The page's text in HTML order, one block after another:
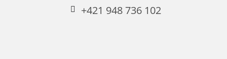
+421 948 736 102